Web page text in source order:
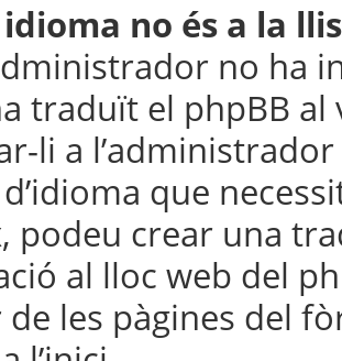
idioma no és a la
no ha
traduït el phpBB
li a
que
podeu crear una
al lloc web del
les pàgines del